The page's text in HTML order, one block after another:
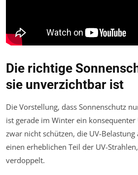
Die richtige
sie unverzichtbar ist
Die Vorstellung, dass Sonnenschutz
ist gerade im Winter ein
zwar nicht schützen, die UV-
einen erheblichen Teil der UV-
verdoppelt.